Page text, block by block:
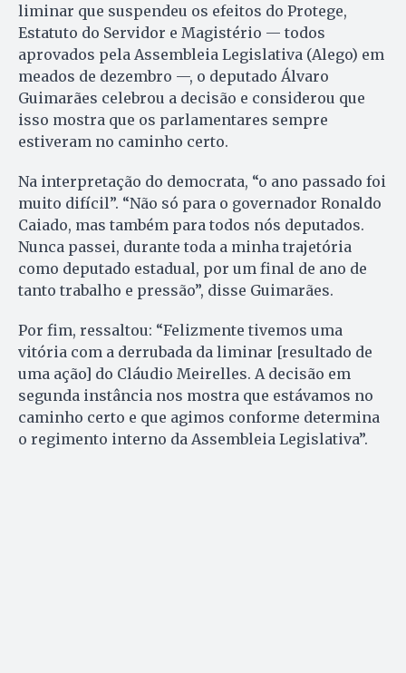
liminar que suspendeu os efeitos do Protege,
Estatuto do Servidor e Magistério — todos
aprovados pela Assembleia Legislativa (Alego) em
meados de dezembro —, o deputado Álvaro
Guimarães celebrou a decisão e considerou que
isso mostra que os parlamentares sempre
estiveram no caminho certo.
Na interpretação do democrata, “o ano passado foi
muito difícil”. “Não só para o governador Ronaldo
Caiado, mas também para todos nós deputados.
Nunca passei, durante toda a minha trajetória
como deputado estadual, por um final de ano de
tanto trabalho e pressão”, disse Guimarães.
Por fim, ressaltou: “Felizmente tivemos uma
vitória com a derrubada da liminar [resultado de
uma ação] do Cláudio Meirelles. A decisão em
segunda instância nos mostra que estávamos no
caminho certo e que agimos conforme determina
o regimento interno da Assembleia Legislativa”.